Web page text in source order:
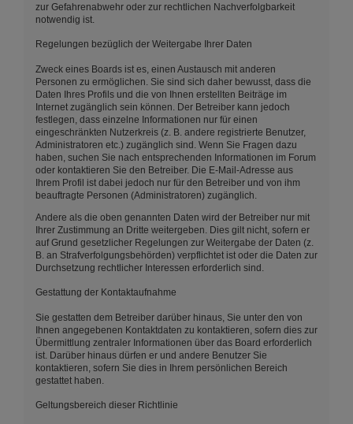
zur Gefahrenabwehr oder zur rechtlichen Nachverfolgbarkeit
notwendig ist.
Regelungen bezüglich der Weitergabe Ihrer Daten
Zweck eines Boards ist es, einen Austausch mit anderen
Personen zu ermöglichen. Sie sind sich daher bewusst, dass die
Daten Ihres Profils und die von Ihnen erstellten Beiträge im
Internet zugänglich sein können. Der Betreiber kann jedoch
festlegen, dass einzelne Informationen nur für einen
eingeschränkten Nutzerkreis (z. B. andere registrierte Benutzer,
Administratoren etc.) zugänglich sind. Wenn Sie Fragen dazu
haben, suchen Sie nach entsprechenden Informationen im Forum
oder kontaktieren Sie den Betreiber. Die E-Mail-Adresse aus
Ihrem Profil ist dabei jedoch nur für den Betreiber und von ihm
beauftragte Personen (Administratoren) zugänglich.
Andere als die oben genannten Daten wird der Betreiber nur mit
Ihrer Zustimmung an Dritte weitergeben. Dies gilt nicht, sofern er
auf Grund gesetzlicher Regelungen zur Weitergabe der Daten (z.
B. an Strafverfolgungsbehörden) verpflichtet ist oder die Daten zur
Durchsetzung rechtlicher Interessen erforderlich sind.
Gestattung der Kontaktaufnahme
Sie gestatten dem Betreiber darüber hinaus, Sie unter den von
Ihnen angegebenen Kontaktdaten zu kontaktieren, sofern dies zur
Übermittlung zentraler Informationen über das Board erforderlich
ist. Darüber hinaus dürfen er und andere Benutzer Sie
kontaktieren, sofern Sie dies in Ihrem persönlichen Bereich
gestattet haben.
Geltungsbereich dieser Richtlinie